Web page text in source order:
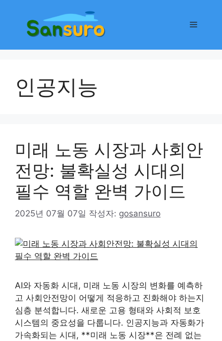
메
인공지능
미래 노동 시장과 사회안
전망: 불확실성 시대의
필수 역할 완벽 가이드
2025년 07월 07일 작성자: gosansuro
AI와 자동화 시대, 미래 노동 시장의 변화를 예측하
고 사회안전망이 어떻게 적응하고 진화해야 하는지
심층 분석합니다. 새로운 고용 형태와 사회적 보호
시스템의 중요성을 다룹니다. 인공지능과 자동화가
가속화되는 시대, **미래 노동 시장**은 전례 없는